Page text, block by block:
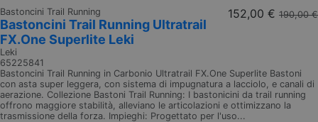
Bastoncini Trail Running
Bastoncini Trail Running Ultratrail
FX.One Superlite Leki
Leki
65225841
152,00 € 190,00 €
Bastoncini Trail Running in Carbonio Ultratrail FX.One Superlite Bastoni
con asta super leggera, con sistema di impugnatura a lacciolo, e canali di
aerazione. Collezione Bastoni Trail Running: I bastonicini da trail running
offrono maggiore stabilità, alleviano le articolazioni e ottimizzano la
trasmissione della forza. Impieghi: Progettato per l'uso...